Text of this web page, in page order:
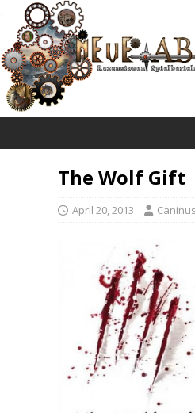
The Wolf Gift
April 20, 2013 Caninus